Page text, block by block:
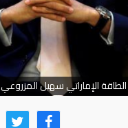
الطاقة الإماراتي سهيل المزروعي